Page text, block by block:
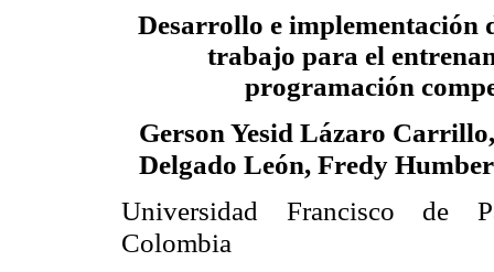
Desarrollo e implementación
trabajo para el
programación
Gerson Yesid Lázaro
Delgado León, Fredy
Universidad Francisco de
Colombia